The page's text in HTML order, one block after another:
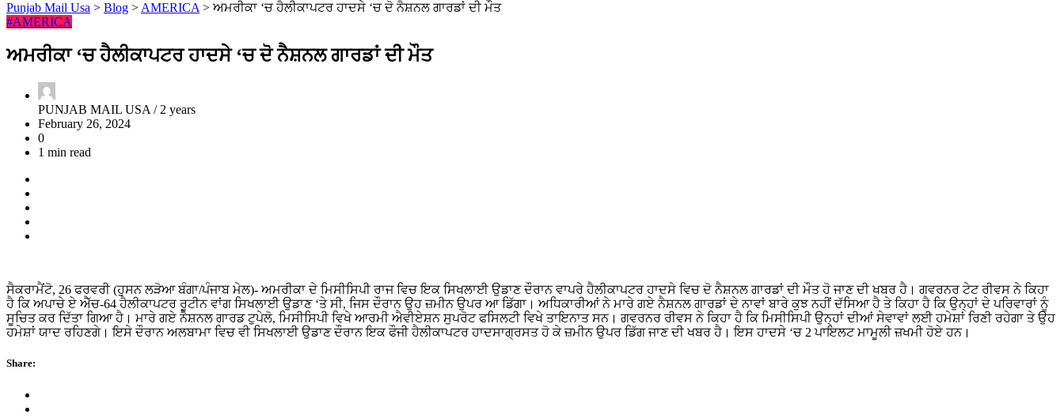
Punjab Mail Usa > Blog >AMERICA> ਅਮਰੀਕਾ ‘ਚ ਹੈਲੀਕਾਪਟਰ ਹਾਦਸੇ ‘ਚ ਦੋ ਨੈਸ਼ਨਲ ਗਾਰਡਾਂ ਦੀ ਮੌਤ
#AMERICA
ਅਮਰੀਕਾ ‘ਚ ਹੈਲੀਕਾਪਟਰ ਹਾਦਸੇ ‘ਚ ਦੋ ਨੈਸ਼ਨਲ ਗਾਰਡਾਂ ਦੀ ਮੌਤ
PUNJAB MAIL USA / 2 years
February 26, 2024
0
1 min read
ਸੈਕਰਾਮੈਂਟੋ, 26 ਫਰਵਰੀ (ਹੁਸਨ ਲੜੋਆ ਬੰਗਾ/ਪੰਜਾਬ ਮੇਲ)- ਅਮਰੀਕਾ ਦੇ ਮਿਸੀਸਿਪੀ ਰਾਜ ਵਿਚ ਇਕ ਸਿਖਲਾਈ ਉਡਾਣ ਦੌਰਾਨ ਵਾਪਰੇ ਹੈਲੀਕਾਪਟਰ ਹਾਦਸੇ ਵਿਚ ਦੋ ਨੈਸ਼ਨਲ ਗਾਰਡਾਂ ਦੀ ਮੌਤ ਹੋ ਜਾਣ ਦੀ ਖਬਰ ਹੈ। ਗਵਰਨਰ ਟੇਟ ਰੀਵਸ ਨੇ ਕਿਹਾ
ਹੈ ਕਿ ਅਪਾਚੇ ਏ ਐੱਚ-64 ਹੈਲੀਕਾਪਟਰ ਰੂਟੀਨ ਵਾਂਗ ਸਿਖਲਾਈ ਉਡਾਣ ‘ਤੇ ਸੀ, ਜਿਸ ਦੌਰਾਨ ਉਹ ਜ਼ਮੀਨ ਉਪਰ ਆ ਡਿੱਗਾ। ਅਧਿਕਾਰੀਆਂ ਨੇ ਮਾਰੇ ਗਏ ਨੈਸ਼ਨਲ ਗਾਰਡਾਂ ਦੇ ਨਾਵਾਂ ਬਾਰੇ ਕੁਝ ਨਹੀਂ ਦੱਸਿਆ ਹੈ ਤੇ ਕਿਹਾ ਹੈ ਕਿ ਉਨ੍ਹਾਂ ਦੇ ਪਰਿਵਾਰਾਂ ਨੂੰ
ਸੂਚਿਤ ਕਰ ਦਿੱਤਾ ਗਿਆ ਹੈ। ਮਾਰੇ ਗਏ ਨੈਸ਼ਨਲ ਗਾਰਡ ਟੁਪੇਲੋ, ਮਿਸੀਸਿਪੀ ਵਿਖੇ ਆਰਮੀ ਐਵੀਏਸ਼ਨ ਸੁਪਰੋਟ ਫਸਿਲਟੀ ਵਿਖੇ ਤਾਇਨਾਤ ਸਨ। ਗਵਰਨਰ ਰੀਵਸ ਨੇ ਕਿਹਾ ਹੈ ਕਿ ਮਿਸੀਸਿਪੀ ਉਨ੍ਹਾਂ ਦੀਆਂ ਸੇਵਾਵਾਂ ਲਈ ਹਮੇਸ਼ਾਂ ਰਿਣੀ ਰਹੇਗਾ ਤੇ ਉਹ
ਹਮੇਸ਼ਾਂ ਯਾਦ ਰਹਿਣਗੇ। ਇਸੇ ਦੌਰਾਨ ਅਲਬਾਮਾ ਵਿਚ ਵੀ ਸਿਖਲਾਈ ਉਡਾਣ ਦੌਰਾਨ ਇਕ ਫੌਜੀ ਹੈਲੀਕਾਪਟਰ ਹਾਦਸਾਗ੍ਰਸਤ ਹੋ ਕੇ ਜ਼ਮੀਨ ਉਪਰ ਡਿੱਗ ਜਾਣ ਦੀ ਖਬਰ ਹੈ। ਇਸ ਹਾਦਸੇ ‘ਚ 2 ਪਾਇਲਟ ਮਾਮੂਲੀ ਜ਼ਖਮੀ ਹੋਏ ਹਨ।
Share: